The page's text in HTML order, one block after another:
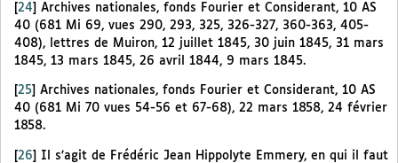
[24] Archives nationales, fonds Fourier et Considerant, 10 AS
40 (681 Mi 69, vues 290, 293, 325, 326-327, 360-363, 405-
408), lettres de Muiron, 12 juillet 1845, 30 juin 1845, 31 mars
1845, 13 mars 1845, 26 avril 1844, 9 mars 1845.
25
Archives nationales, fonds Fourier et Considerant, 10 AS
40 (681 Mi 70 vues 54-56 et 67-68), 22 mars 1858, 24 février
1858.
[26] Il s’agit de Frédéric Jean Hippolyte Emmery, en qui il faut